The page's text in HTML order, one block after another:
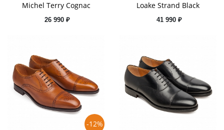
Michel Terry Cognac
26 990 ₽
Loake Strand Black
41 990 ₽
-12%